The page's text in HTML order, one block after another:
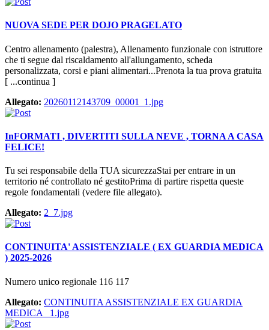
NUOVA SEDE PER DOJO PRAGELATO
Centro allenamento (palestra), Allenamento funzionale con istruttore
che ti segue dal riscaldamento all'allungamento, scheda
personalizzata, corsi e piani alimentari...Prenota la tua prova gratuita
[ ...continua ]
Allegato: 20260112143709_00001_1.jpg
InFORMATI , DIVERTITI SULLA NEVE , TORNA A CASA
FELICE!
Tu sei responsabile della TUA sicurezzaStai per entrare in un
territorio né controllato né gestitoPrima di partire rispetta queste
regole fondamentali (vedere file allegato).
Allegato: 2_7.jpg
CONTINUITA' ASSISTENZIALE ( EX GUARDIA MEDICA
) 2025-2026
Numero unico regionale 116 117
Allegato: CONTINUITA ASSISTENZIALE EX GUARDIA
MEDICA _1.jpg